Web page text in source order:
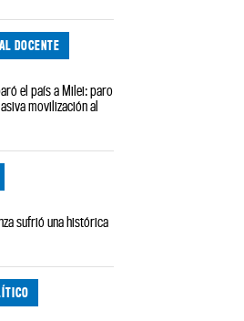
DOCENTE
el país a Milei: paro
movilización al
sufrió una histórica